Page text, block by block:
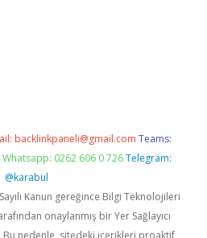
backlinkpaneli@gmail.com Teams:
Whatsapp: 0262 606 0 726 Telegram:
@karabul
Kanun gereğince Bilgi Teknolojileri
onaylanmış bir Yer Sağlayıcı
nedenle, sitedeki içerikleri proaktif